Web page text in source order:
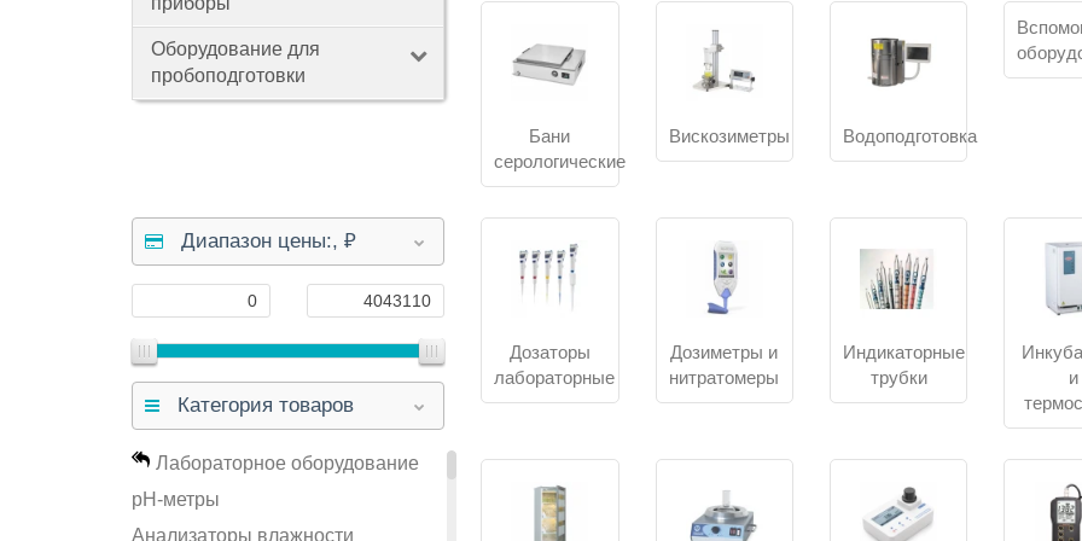
Оборудование для
пробоподготовки
Диапазон цены:,₽
Категория товаров
Лабораторное оборудование
pH-метры
Анализаторы влажности
Лабораторное оборудование и приборы нужны для подготовки
материалы по заданным параметрам. Такое оснащение
лаборатории, медицинские лаборатории, исследовательские
Для химической лаборатории чаще важны материалы,
совместимость с методикой. Для испытательной или
Как связать лабораторную задачу с типом
Пробоподготовка
Объём образцов, скорость
совместимость с расходными материалами.
Нагрев и сушка
Температурный режим, объём камеры,
поддержания температуры.
Бани
серологические
Вискозиметры Водоподготовка
Дозаторы
лабораторные
Дозиметры и
нитратомеры
Индикаторные
трубки
и